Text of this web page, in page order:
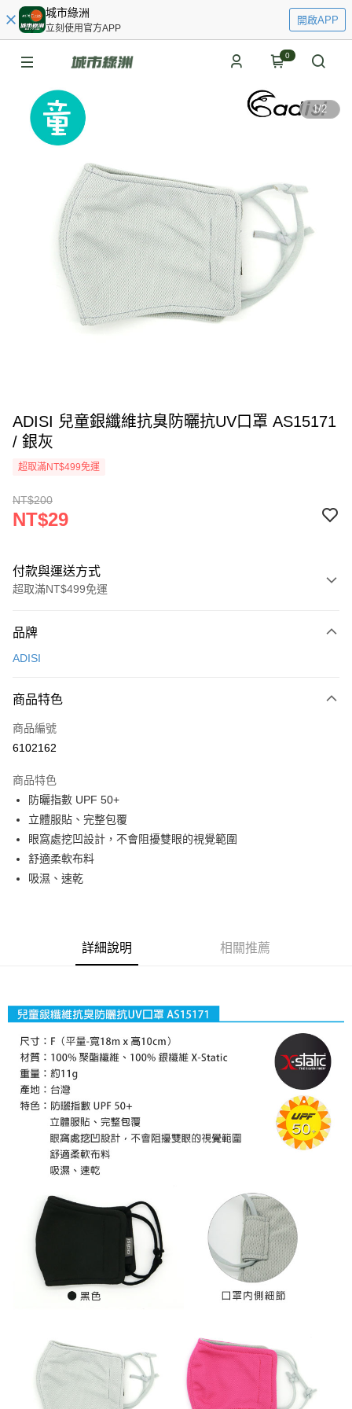
城市綠洲
立刻使用官方APP
開啟APP
0
1/2
ADISI 兒童銀纖維抗臭防曬抗UV口罩 AS15171
/ 銀灰
超取滿NT$499免運
NT$200
NT$29
付款與運送方式
超取滿NT$499免運
信用卡一次付款
LINE Pay
Apple Pay
悠遊付
Google Pay
全盈+PAY
大哥付你分期
2.付款方式選擇「大哥付你分期」，訂單成立後會自動跳轉到大哥付的交易
流程，驗證手機門號後，選擇欲分期的期數、繳款截止日，確認付款後即完
消。如遇「轉專審核」未通過狀況，表示未達大哥付你分期系統評分，恕無
法說明評估內容。
【繳款方式說明】
1.分期款項不併入電信帳單，「大哥付你分期」於每月結算日後寄送繳費提
醒簡訊。
2.透過簡訊連結打開帳單後，可選擇「超商條碼／台灣大直營門市／銀行轉
帳／街口支付／iPASS MONEY」等通路繳費。
【注意事項】
1.本服務係由「台灣大哥大股份有限公司」（以下簡稱本公司）所提供，讓
用戶於交易時，得透過本服務購買商品或服務，並由商店將買賣／分期付款
買賣價金債權讓與本公司後，依約使用本公司帳單繳交帳款。
資料（包含姓名、電話或地址）提供予台灣大哥大進項蒐集、處理及利用，
由本公司與您本人進行分期帳單所需資料之確認、核對及更正。
3.完整用戶服務條款，請詳閱以下連結：
https://oppay.tw/userRule
２．便利：只要手機號碼，簡訊認證，即可結帳。
【「AFTEE先享後付」結帳流程】
１．於結帳方式選擇「AFTEE先享後付」後，將跳轉至「AFTEE先享後付」
結帳頁面，進行簡訊認證並確認金額後，即可完成結帳。
２．訂單成立數日內，您將收到繳費通知簡訊。
３．收到繳費通知簡訊後14天內，點擊此簡訊中的連結，可透過四大超商／
ATM／網路銀行／等多元方式進行付款，方視為交易完成。
※ 請注意：結帳手續完成當下不需立刻繳費，但若您需要取消訂單，請聯絡
購買商品的店家。未經商家同意取消之訂單仍視為有效，需透過AFTEE先享
後付繳納相關費用。
是否繳費成功／繳費後需取消欲退款等相關疑問，請聯繫「AFTEE先享後付
客戶支援中心」
https://netprotections.freshdesk.com/support/home
【注意事項】
１．透過由恩沛科技股份有限公司提供之「AFTEE先享後付」服務完成之交
易，需依本服務之必要範圍內提供個人資料，並將交易相關給付款項請求債
權轉讓予恩沛科技股份有限公司。
２．關於個人資料處理事宜，請瀏覽以下網址：
「AFTEE先享後付」，若未經同意申辦者引起之損失，本公司不負相關責
４．使用「AFTEE先享後付」時，將依據個別帳號之用戶狀況，依本公司即
時審查核予不同之上限額度；若仍有額度不足之情形，本公司將視審查結果
請求用戶進行身份認證。
運送方式
全家取貨付款
每筆NT$60，滿NT$499(含以上)免運費
7-11取貨付款
每筆NT$60，滿NT$799(含以上)免運費
付款後門市自取
免運費
貨到付款
每筆NT$130，滿NT$3,000(含以上)免運費
品牌
ADISI
商品特色
商品編號
6102162
商品特色
防曬指數 UPF 50+
立體服貼、完整包覆
眼窩處挖凹設計，不會阻擾雙眼的視覺範圍
舒適柔軟布料
吸濕、速乾
詳細說明 相關推薦